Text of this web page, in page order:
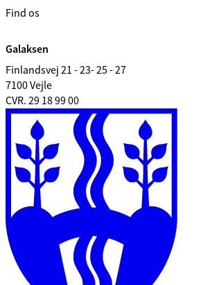
Find os
Galaksen
Finlandsvej 21 - 23- 25 - 27
7100 Vejle
CVR. 29 18 99 00